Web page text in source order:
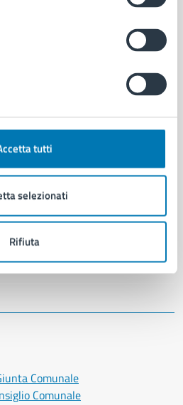
tutti
selezionati
Rifiuta
Comunale
Comunale